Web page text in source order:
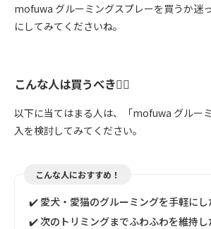
mofuwa グルーミングスプレーを買うか迷
にしてみてくださいね。
こんな人は買うべき🙆‍♀️
以下に当てはまる人は、「mofuwa グルー
入を検討してみてください。
こんな人におすすめ！
✔️ 愛犬・愛猫のグルーミングを手軽にし
✔️ 次のトリミングまでふわふわを維持し